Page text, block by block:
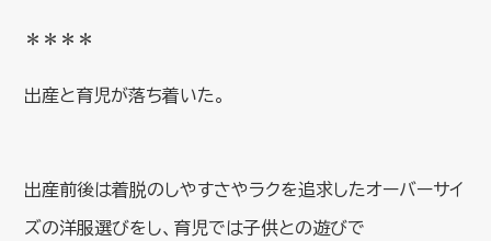
＊＊＊＊
出産と育児が落ち着いた。
出産前後は着脱のしやすさやラクを追求したオーバーサイ
ズの洋服選びをし、育児では子供との遊びで